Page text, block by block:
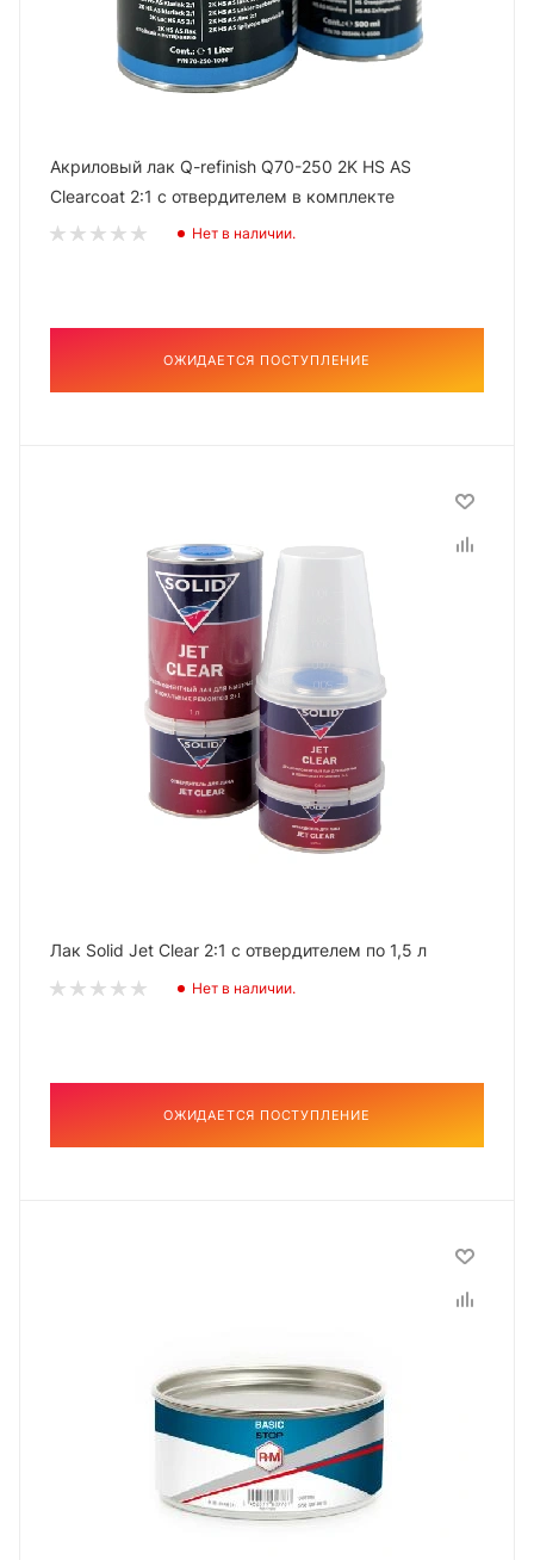
Акриловый лак Q-refinish Q70-250 2K HS AS
Clearcoat 2:1 с отвердителем в комплекте
Нет в наличии.
ОЖИДАЕТСЯ ПОСТУПЛЕНИЕ
Лак Solid Jet Clear 2:1 с отвердителем по 1,5 л
Нет в наличии.
ОЖИДАЕТСЯ ПОСТУПЛЕНИЕ